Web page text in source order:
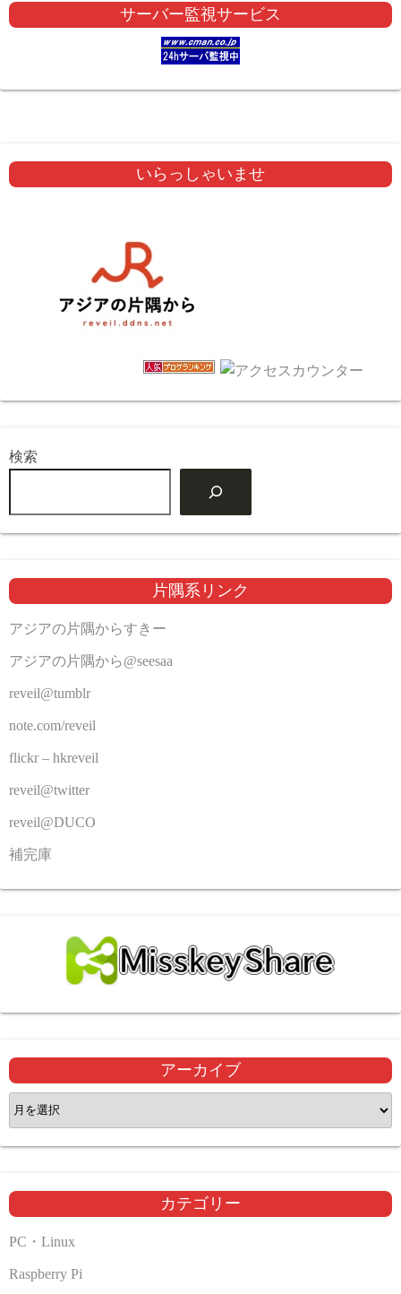
サーバー監視サービス
いらっしゃいませ
検索
片隅系リンク
アジアの片隅からすきー
アジアの片隅から@seesaa
reveil@tumblr
note.com/reveil
flickr – hkreveil
reveil@twitter
reveil@DUCO
補完庫
アーカイブ
ア
ー
カ
ブ
カテゴリー
PC・Linux
Raspberry Pi